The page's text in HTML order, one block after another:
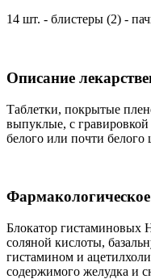
14 шт. - блистеры (2) -
Описание
Таблетки, покрытые
выпуклые, с
белого или почти белого
Фармакологическое
Блокатор гистаминовых
соляной кислоты,
гистамином и
содержимого желудка и